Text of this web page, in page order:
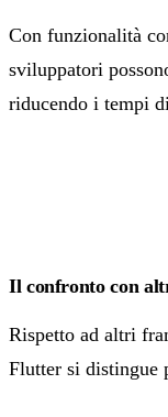
Con funzionalità
sviluppatori
riducendo i tempi
Il confronto con
Rispetto ad altri
Flutter si distingue